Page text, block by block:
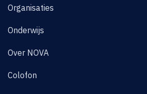
Organisaties
Onderwijs
Over NOVA
Colofon